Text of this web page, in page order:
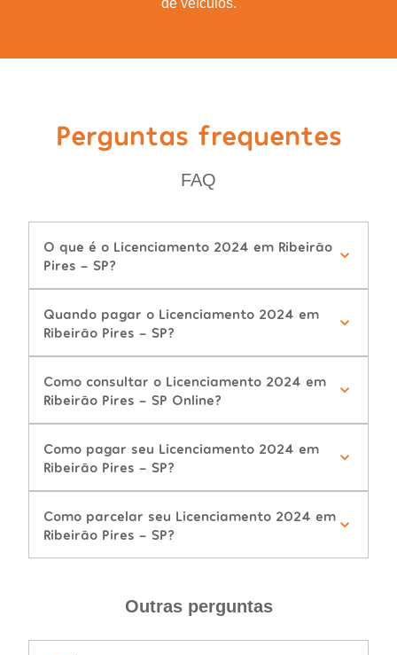
de veículos.
Perguntas frequentes
FAQ
O que é o Licenciamento 2024 em Ribeirão
Pires - SP?
Quando pagar o Licenciamento 2024 em
Ribeirão Pires - SP?
Como consultar o Licenciamento 2024 em
Ribeirão Pires - SP Online?
Como pagar seu Licenciamento 2024 em
Ribeirão Pires - SP?
Como parcelar seu Licenciamento 2024 em
Ribeirão Pires - SP?
Outras perguntas